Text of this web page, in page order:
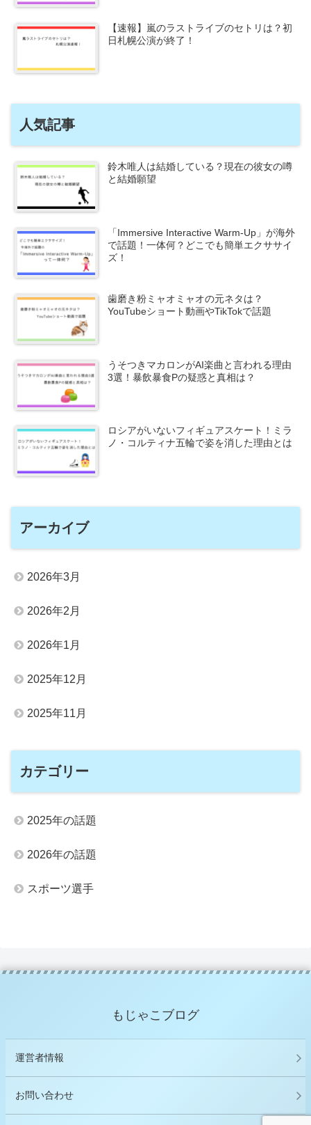
【速報】嵐のラストライブのセトリは？初
日札幌公演が終了！
人気記事
鈴木唯人は結婚している？現在の彼女の噂
と結婚願望
「Immersive Interactive Warm-Up」が海外
で話題！一体何？どこでも簡単エクササイ
ズ！
歯磨き粉ミャオミャオの元ネタは？
YouTubeショート動画やTikTokで話題
うそつきマカロンがAI楽曲と言われる理由
3選！暴飲暴食Pの疑惑と真相は？
ロシアがいないフィギュアスケート！ミラ
ノ・コルティナ五輪で姿を消した理由とは
アーカイブ
2026年3月
2026年2月
2026年1月
2025年12月
2025年11月
カテゴリー
2025年の話題
2026年の話題
スポーツ選手
もじゃこブログ
運営者情報
お問い合わせ